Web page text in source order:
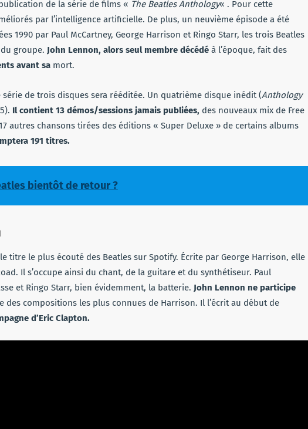
de la série de films « The Beatles Anthology« . Pour cette
par l’intelligence artificielle. De plus, un neuvième épisode a été
1990 par Paul McCartney, George Harrison et Ringo Starr, les trois Beatles
groupe. John Lennon, alors seul membre décédé à l’époque, fait des
avant sa mort.
de trois disques sera rééditée. Un quatrième disque inédit (Anthology
Il contient 13 démos/sessions jamais publiées, des nouveaux mix de Free
autres chansons tirées des éditions « Super Deluxe » de certains albums
191 titres.
bientôt de retour ?
le titre le plus écouté des Beatles sur Spotify. Écrite par George Harrison, elle
Il s’occupe ainsi du chant, de la guitare et du synthétiseur. Paul
et Ringo Starr, bien évidemment, la batterie. John Lennon ne participe
des compositions les plus connues de Harrison. Il l’écrit au début de
d’Eric Clapton.